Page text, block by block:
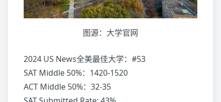
图源：大学官网
2024 US News全美最佳大学：#53
SAT Middle 50%：1420-1520
ACT Middle 50%：32-35